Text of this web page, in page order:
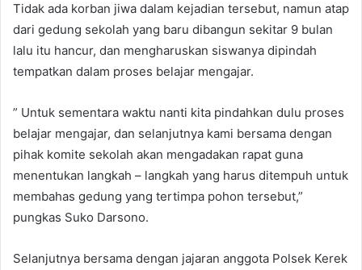
Tidak ada korban jiwa dalam kejadian tersebut, namun atap
dari gedung sekolah yang baru dibangun sekitar 9 bulan
lalu itu hancur, dan mengharuskan siswanya dipindah
tempatkan dalam proses belajar mengajar.
” Untuk sementara waktu nanti kita pindahkan dulu proses
belajar mengajar, dan selanjutnya kami bersama dengan
pihak komite sekolah akan mengadakan rapat guna
menentukan langkah – langkah yang harus ditempuh untuk
membahas gedung yang tertimpa pohon tersebut,”
pungkas Suko Darsono.
Selanjutnya bersama dengan jajaran anggota Polsek Kerek